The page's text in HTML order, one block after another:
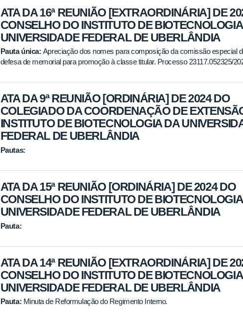
ATA DA 16ª REUNIÃO [EXTRAORDINÁRIA] DE
CONSELHO DO INSTITUTO DE
UNIVERSIDADE FEDERAL DE UBERLÂNDIA
Pauta única: Apreciação dos nomes para composição da comissão especial
defesa de memorial para promoção à classe titular. Processo 23117.052325/
ATA DA 9ª REUNIÃO [ORDINÁRIA] DE 2024 DO
COLEGIADO DA COORDENAÇÃO DE
INSTITUTO DE BIOTECNOLOGIA DA
FEDERAL DE UBERLÂNDIA
Pautas:
ATA DA 15ª REUNIÃO [ORDINÁRIA] DE 2024 DO
CONSELHO DO INSTITUTO DE
UNIVERSIDADE FEDERAL DE UBERLÂNDIA
Pauta:
ATA DA 14ª REUNIÃO [EXTRAORDINÁRIA] DE
CONSELHO DO INSTITUTO DE
UNIVERSIDADE FEDERAL DE UBERLÂNDIA
Pauta: Minuta de Reformulação do Regimento Interno.